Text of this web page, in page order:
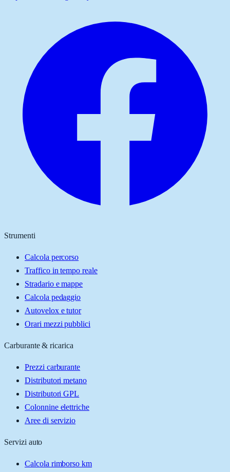
Strumenti
Calcola percorso
Traffico in tempo reale
Stradario e mappe
Calcola pedaggio
Autovelox e tutor
Orari mezzi pubblici
Carburante & ricarica
Prezzi carburante
Distributori metano
Distributori GPL
Colonnine elettriche
Aree di servizio
Servizi auto
Calcola rimborso km